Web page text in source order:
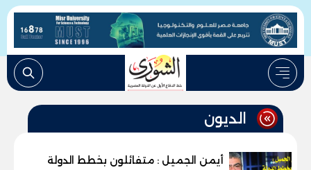
الديون
أيمن الجميل : متفائلون بخطط الدولة